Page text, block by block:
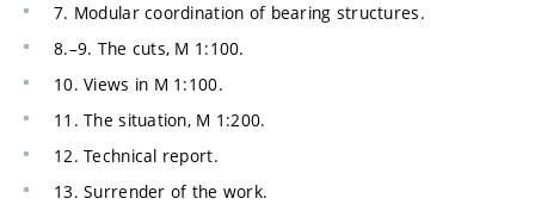
7. Modular coordination of bearing structures.
8.–9. The cuts, M 1:100.
10. Views in M 1:100.
11. The situation, M 1:200.
12. Technical report.
13. Surrender of the work.